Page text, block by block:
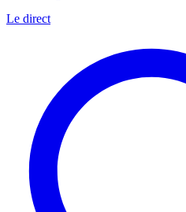
Le direct